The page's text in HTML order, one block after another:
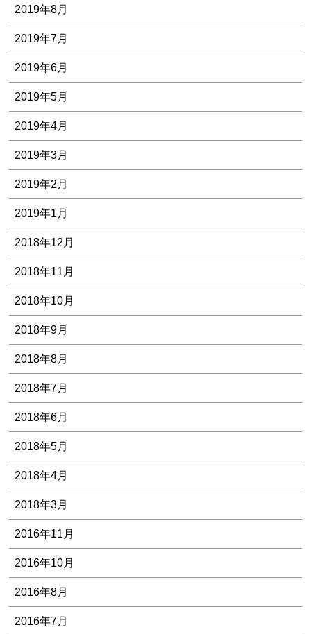
2019年8月
2019年7月
2019年6月
2019年5月
2019年4月
2019年3月
2019年2月
2019年1月
2018年12月
2018年11月
2018年10月
2018年9月
2018年8月
2018年7月
2018年6月
2018年5月
2018年4月
2018年3月
2016年11月
2016年10月
2016年8月
2016年7月